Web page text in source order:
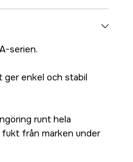
serien.
ger enkel och stabil
runt hela
från marken under